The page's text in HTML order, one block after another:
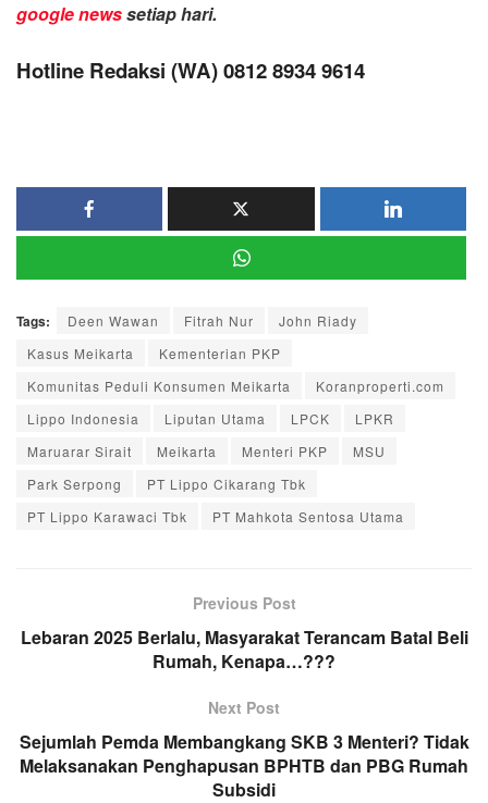
google newssetiap hari.
Hotline Redaksi (WA) 0812 8934 9614
Tags: Deen Wawan Fitrah Nur
John Riady
Kasus Meikarta
Kementerian PKP
Komunitas Peduli Konsumen Meikarta
Koranproperti.com
Lippo Indonesia
Liputan Utama LPCK
LPKR
Maruarar Sirait
Meikarta Menteri PKP
MSU
Park Serpong
PT Lippo Cikarang Tbk
PT Lippo Karawaci Tbk
PT Mahkota Sentosa Utama
Previous Post
Lebaran 2025 Berlalu, Masyarakat Terancam Batal Beli
Rumah, Kenapa…???
Next Post
Sejumlah Pemda Membangkang SKB 3 Menteri? Tidak
Melaksanakan Penghapusan BPHTB dan PBG Rumah
Subsidi